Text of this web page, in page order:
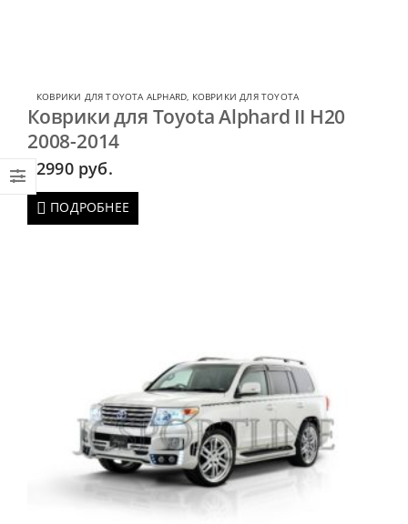
КОВРИКИ ДЛЯ TOYOTA ALPHARD КОВРИКИ ДЛЯ TOYOTA
Коврики для Toyota Alphard II H20
2008-2014
2990 руб.
ПОДРОБНЕЕ